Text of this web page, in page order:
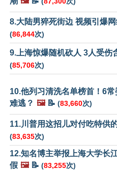
8.大陆男猝死街边 视频引爆
(86,844次)
9.上海惊爆随机砍人 3人受伤
(85,706次)
10.他列习清洗名单榜首！6
难逃？ 🖼️📝 (83,660次)
11.川普用这招儿对付吃特供
(83,635次)
12.知名博主举报上海大学长
假 🖼️📝 (83,255次)